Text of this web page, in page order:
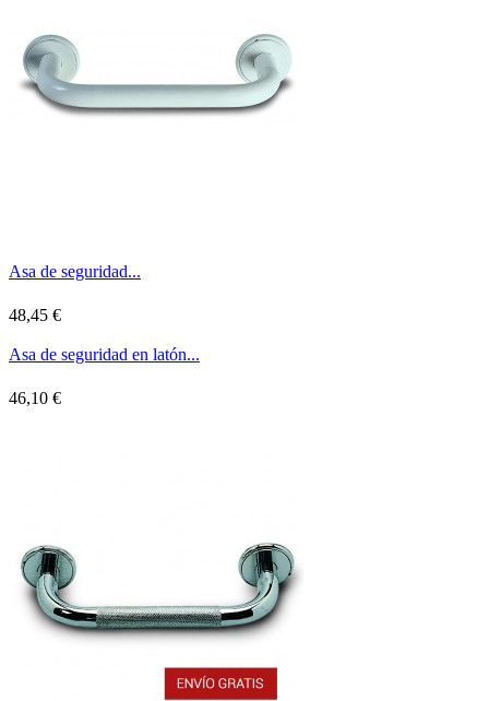
Asa de seguridad...
48,45 €
Asa de seguridad en latón...
46,10 €